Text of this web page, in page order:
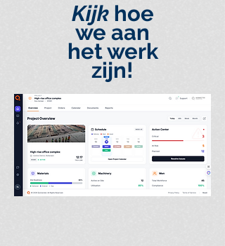
Kijkhoe
we aan
het werk
zijn!